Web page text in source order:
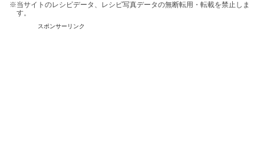
※当サイトのレシピデータ、レシピ写真データの無断転用・転載を禁止しま
す。
スポンサーリンク